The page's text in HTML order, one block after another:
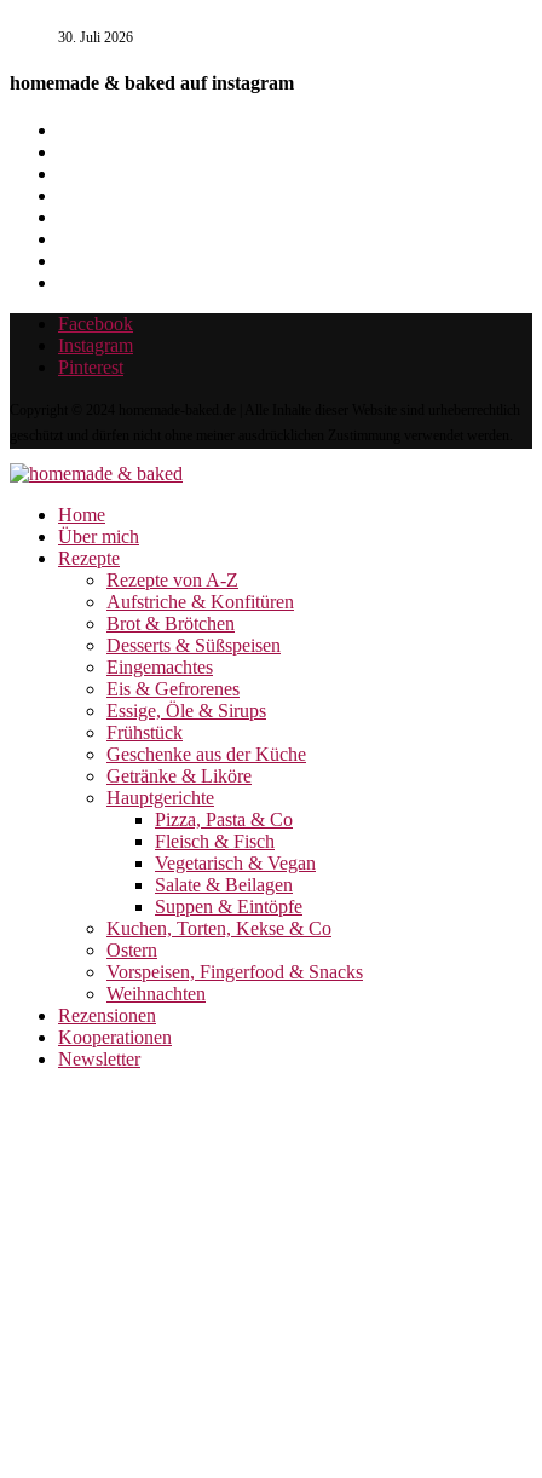
30. Juli 2026
homemade & baked auf instagram
Facebook
Instagram
Pinterest
Home
Über mich
Rezepte
Rezepte von A-Z
Aufstriche & Konfitüren
Brot & Brötchen
Desserts & Süßspeisen
Eingemachtes
Eis & Gefrorenes
Essige, Öle & Sirups
Frühstück
Geschenke aus der Küche
Getränke & Liköre
Hauptgerichte
Pizza, Pasta & Co
Fleisch & Fisch
Vegetarisch & Vegan
Salate & Beilagen
Suppen & Eintöpfe
Kuchen, Torten, Kekse & Co
Ostern
Vorspeisen, Fingerfood & Snacks
Weihnachten
Rezensionen
Kooperationen
Newsletter